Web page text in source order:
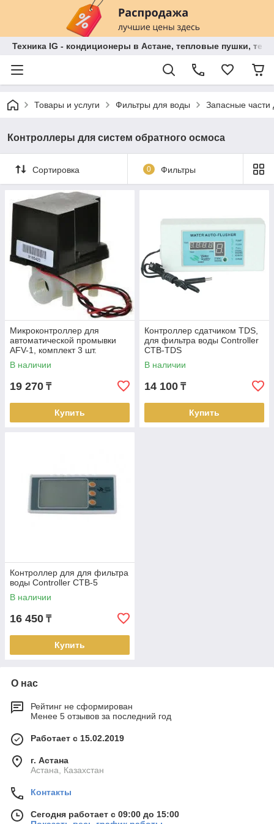
Техника IG - кондиционеры в Астане, тепловые пушки,
Товары и услуги Фильтры для воды Запасные части
Контроллеры для систем обратного осмоса
Сортировка 0 Фильтры
Микроконтроллер для
автоматической промывки
AFV-1, комплект 3 шт.
В наличии
19 270 ₸
Купить
Контроллер сдатчиком TDS,
для фильтра воды Controller
CTB-TDS
В наличии
14 100 ₸
Купить
Контроллер для для фильтра
воды Controller CTB-5
В наличии
16 450 ₸
Купить
О нас
Рейтинг не сформирован
Менее 5 отзывов за последний год
Работает с 15.02.2019
г. Астана
Астана, Казахстан
Контакты
Сегодня работает с 09:00 до 15:00